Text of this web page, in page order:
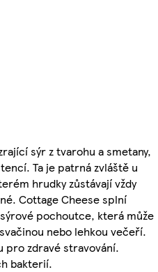
sýr z tvarohu a smetany,
Ta je patrná zvláště u
hrudky zůstávají vždy
Cottage Cheese splní
pochoutce, která může
nebo lehkou večeří.
pro zdravé stravování.
bakterií.